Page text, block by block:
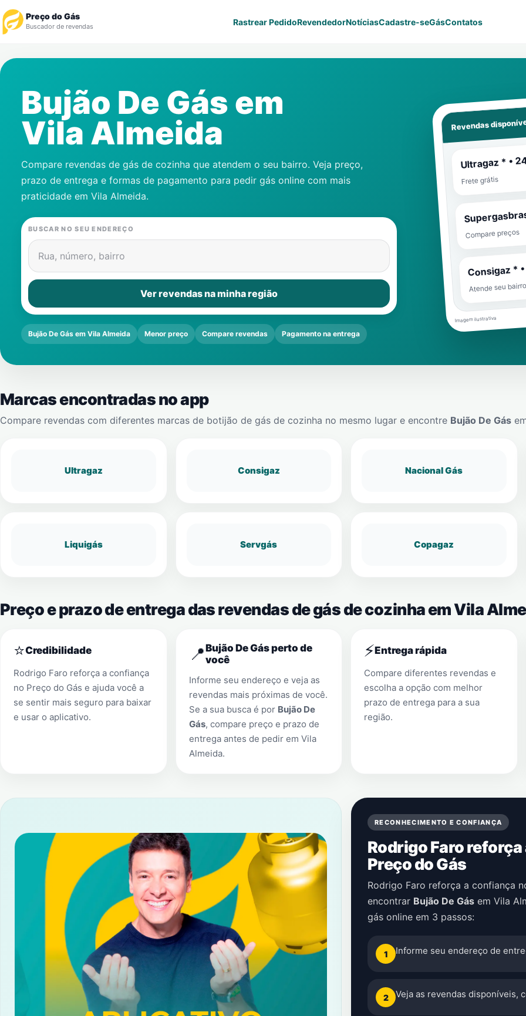
Preço do Gás
Buscador de revendas Rastrear PedidoRevendedorNotíciasCadastre-seGásContatos
Revendedor
Notícias
Gás
Contatos
Bujão De Gás em
Vila Almeida
Compare revendas de gás de cozinha que atendem o seu bairro. Veja preço,
prazo de entrega e formas de pagamento para pedir gás online com mais
praticidade em Vila Almeida.
BUSCAR NO SEU ENDEREÇO
Rua, número, bairro
Ver revendas na minha região
Bujão De Gás em Vila Almeida Menor preço Compare revendas Pagamento na entrega
Revendas
Ultragaz * •
Frete grátis
Compare preços
Consigaz *
Atende seu
Imagem ilustrativa
Marcas encontradas no app
Compare revendas com diferentes marcas de botijão de gás de cozinha no mesmo lugar e encontre Bujão De Gás
Ultragaz Consigaz Nacional Gás
Liquigás Servgás Copagaz
Preço e prazo de entrega das revendas de gás de cozinha em Vila
⭐Credibilidade
Rodrigo Faro reforça a confiança
no Preço do Gás e ajuda você a
se sentir mais seguro para baixar
e usar o aplicativo.
📍Bujão De Gás perto de
você
Informe seu endereço e veja as
revendas mais próximas de você.
Se a sua busca é por Bujão De
Gás, compare preço e prazo de
entrega antes de pedir em Vila
Almeida.
⚡Entrega rápida
Compare diferentes revendas e
escolha a opção com melhor
prazo de entrega para a sua
região.
RECONHECIMENTO E CONFIANÇA
Rodrigo Faro
Preço do Gás
Rodrigo Faro reforça a confiança
encontrar Bujão De Gás em Vila
gás online em 3 passos:
1 Informe seu endereço de
2 Veja as revendas disponíveis,